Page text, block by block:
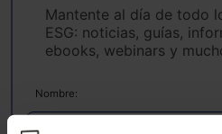
Mantente al día de todo
ESG: noticias, guías,
ebooks, webinars y
Nombre: